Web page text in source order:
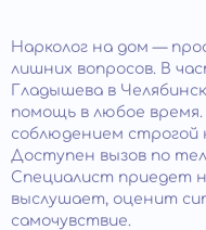
Нарколог на дом —
лишних вопросов. В
Гладышева в
помощь в любое время.
соблюдением строгой
Доступен вызов по
Специалист приедет
выслушает, оценит
самочувствие.